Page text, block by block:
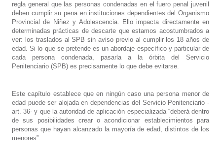
regla general que las personas condenadas en el fuero penal juvenil
deben cumplir su pena en instituciones dependientes del Organismo
Provincial de Niñez y Adolescencia. Ello impacta directamente en
determinadas prácticas de descarte que estamos acostumbrados a
ver: los traslados al SPB sin aviso previo al cumplir los 18 años de
edad. Si lo que se pretende es un abordaje específico y particular de
cada persona condenada, pasarla a la órbita del Servicio
Penitenciario (SPB) es precisamente lo que debe evitarse.
Este capítulo establece que en ningún caso una persona menor de
edad puede ser alojada en dependencias del Servicio Penitenciario -
art. 36- y que la autoridad de aplicación especializada “deberá dentro
de sus posibilidades crear o acondicionar establecimientos para
personas que hayan alcanzado la mayoría de edad, distintos de los
menores”.